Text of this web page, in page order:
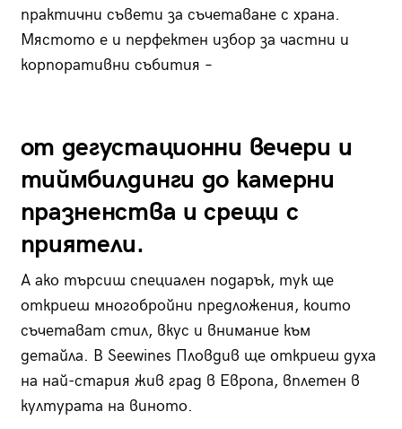
практични съвети за съчетаване с храна.
Мястото е и перфектен избор за частни и
корпоративни събития –
от дегустационни вечери и
тиймбилдинги до камерни
празненства и срещи с
приятели.
А ако търсиш специален подарък, тук ще
откриеш многобройни предложения, които
съчетават стил, вкус и внимание към
детайла. В Seewines Пловдив ще откриеш духа
на най-стария жив град в Европа, вплетен в
културата на виното.